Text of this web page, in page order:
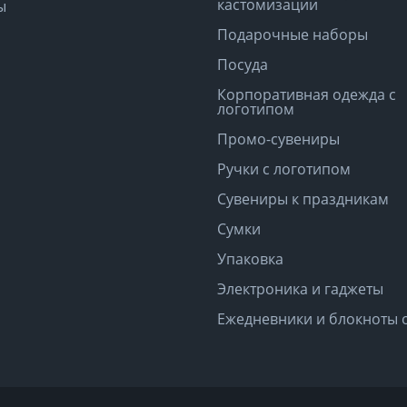
кастомизации
Подарочные наборы
Посуда
Корпоративная одежда с
логотипом
Промо-сувениры
Ручки с логотипом
Сувениры к праздникам
Сумки
Упаковка
Электроника и гаджеты
Ежедневники и блокноты